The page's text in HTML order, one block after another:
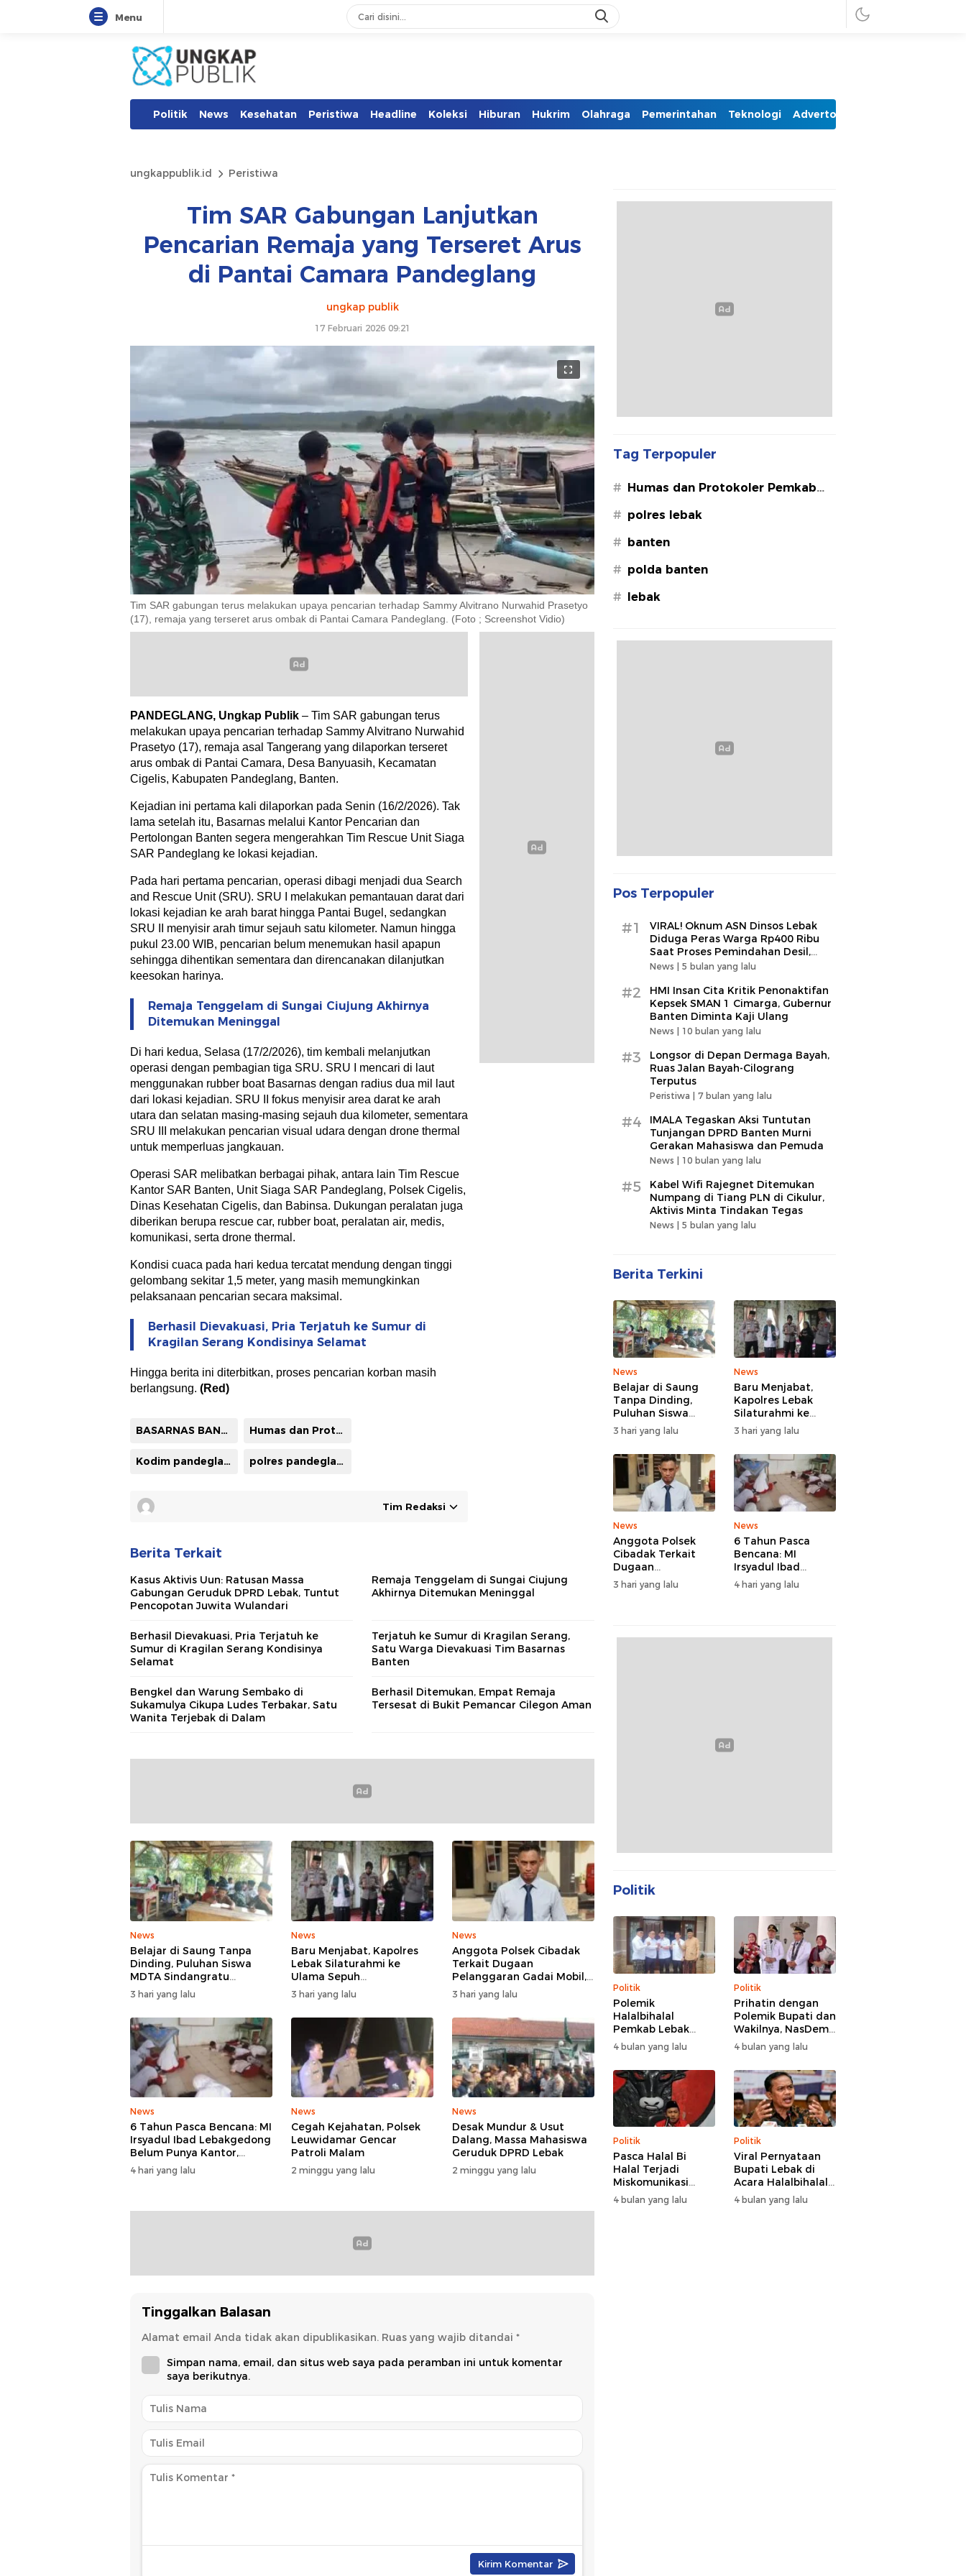
Menu
Politik News Kesehatan Peristiwa Headline Koleksi Hiburan Hukrim Olahraga Pemerintahan Teknologi Advertorial
ungkappublik.id Peristiwa
Tim SAR Gabungan Lanjutkan
Pencarian Remaja yang Terseret Arus
di Pantai Camara Pandeglang
ungkap publik
17 Februari 2026 09:21
Tim SAR gabungan terus melakukan upaya pencarian terhadap Sammy Alvitrano Nurwahid Prasetyo
(17), remaja yang terseret arus ombak di Pantai Camara Pandeglang. (Foto ; Screenshot Vidio)
PANDEGLANG, Ungkap Publik – Tim SAR gabungan terus
melakukan upaya pencarian terhadap Sammy Alvitrano Nurwahid
Prasetyo (17), remaja asal Tangerang yang dilaporkan terseret
arus ombak di Pantai Camara, Desa Banyuasih, Kecamatan
Cigelis, Kabupaten Pandeglang, Banten.
Kejadian ini pertama kali dilaporkan pada Senin (16/2/2026). Tak
lama setelah itu, Basarnas melalui Kantor Pencarian dan
Pertolongan Banten segera mengerahkan Tim Rescue Unit Siaga
SAR Pandeglang ke lokasi kejadian.
Pada hari pertama pencarian, operasi dibagi menjadi dua Search
and Rescue Unit (SRU). SRU I melakukan pemantauan darat dari
lokasi kejadian ke arah barat hingga Pantai Bugel, sedangkan
SRU II menyisir arah timur sejauh satu kilometer. Namun hingga
pukul 23.00 WIB, pencarian belum menemukan hasil apapun
sehingga dihentikan sementara dan direncanakan dilanjutkan
keesokan harinya.
Remaja Tenggelam di Sungai Ciujung Akhirnya
Ditemukan Meninggal
Di hari kedua, Selasa (17/2/2026), tim kembali melanjutkan
operasi dengan pembagian tiga SRU. SRU I mencari di laut
menggunakan rubber boat Basarnas dengan radius dua mil laut
dari lokasi kejadian. SRU II fokus menyisir area darat ke arah
utara dan selatan masing-masing sejauh dua kilometer, sementara
SRU III melakukan pencarian visual udara dengan drone thermal
untuk memperluas jangkauan.
Operasi SAR melibatkan berbagai pihak, antara lain Tim Rescue
Kantor SAR Banten, Unit Siaga SAR Pandeglang, Polsek Cigelis,
Dinas Kesehatan Cigelis, dan Babinsa. Dukungan peralatan juga
diberikan berupa rescue car, rubber boat, peralatan air, medis,
komunikasi, serta drone thermal.
Kondisi cuaca pada hari kedua tercatat mendung dengan tinggi
gelombang sekitar 1,5 meter, yang masih memungkinkan
pelaksanaan pencarian secara maksimal.
Berhasil Dievakuasi, Pria Terjatuh ke Sumur di
Kragilan Serang Kondisinya Selamat
Hingga berita ini diterbitkan, proses pencarian korban masih
berlangsung. (Red)
BASARNAS BANTEN Humas dan Protokoler Pemkab Lebak
Kodim pandeglang polres pandeglang
Tim Redaksi
Berita Terkait
Kasus Aktivis Uun: Ratusan Massa
Gabungan Geruduk DPRD Lebak, Tuntut
Pencopotan Juwita Wulandari
Remaja Tenggelam di Sungai Ciujung
Akhirnya Ditemukan Meninggal
Berhasil Dievakuasi, Pria Terjatuh ke
Sumur di Kragilan Serang Kondisinya
Selamat
Terjatuh ke Sumur di Kragilan Serang,
Satu Warga Dievakuasi Tim Basarnas
Banten
Bengkel dan Warung Sembako di
Sukamulya Cikupa Ludes Terbakar, Satu
Wanita Terjebak di Dalam
Berhasil Ditemukan, Empat Remaja
Tersesat di Bukit Pemancar Cilegon Aman
News
Belajar di Saung Tanpa
Dinding, Puluhan Siswa
MDTA Sindangratu
Panggarangan Bertahan
Tanpa Rehab
3 hari yang lalu
News
Baru Menjabat, Kapolres
Lebak Silaturahmi ke
Ulama Sepuh
Rangkasbitung
3 hari yang lalu
News
Anggota Polsek Cibadak
Terkait Dugaan
Pelanggaran Gadai Mobil,
Kasus Ditangani Bid
Propam Polda Banten
3 hari yang lalu
News
6 Tahun Pasca Bencana: MI
Irsyadul Ibad Lebakgedong
Belum Punya Kantor,
Belajar Tanpa Meja-Kursi
Layak
4 hari yang lalu
News
Cegah Kejahatan, Polsek
Leuwidamar Gencar
Patroli Malam
2 minggu yang lalu
News
Desak Mundur & Usut
Dalang, Massa Mahasiswa
Geruduk DPRD Lebak
2 minggu yang lalu
Tinggalkan Balasan
Alamat email Anda tidak akan dipublikasikan. Ruas yang wajib ditandai *
Simpan nama, email, dan situs web saya pada peramban ini untuk komentar
saya berikutnya.
Tag Terpopuler
# Humas dan Protokoler Pemkab
# polres lebak
# banten
# polda banten
# lebak
Pos Terpopuler
#1
VIRAL! Oknum ASN Dinsos Lebak
Diduga Peras Warga Rp400 Ribu
Saat Proses Pemindahan Desil,
Kades Minta Dipecat
News | 5 bulan yang lalu
#2
HMI Insan Cita Kritik Penonaktifan
Kepsek SMAN 1 Cimarga, Gubernur
Banten Diminta Kaji Ulang
News | 10 bulan yang lalu
#3
Longsor di Depan Dermaga Bayah,
Ruas Jalan Bayah-Cilograng
Terputus
Peristiwa | 7 bulan yang lalu
#4
IMALA Tegaskan Aksi Tuntutan
Tunjangan DPRD Banten Murni
Gerakan Mahasiswa dan Pemuda
News | 10 bulan yang lalu
#5
Kabel Wifi Rajegnet Ditemukan
Numpang di Tiang PLN di Cikulur,
Aktivis Minta Tindakan Tegas
News | 5 bulan yang lalu
Berita Terkini
News
Belajar di Saung
Tanpa Dinding,
Puluhan Siswa
MDTA Sindangratu
Panggarangan
Bertahan Tanpa
Rehab
3 hari yang lalu
News
Baru Menjabat,
Kapolres Lebak
Silaturahmi ke
Ulama Sepuh
Rangkasbitung
3 hari yang lalu
News
Anggota Polsek
Cibadak Terkait
Dugaan
Pelanggaran Gadai
Mobil, Kasus
3 hari yang lalu
News
6 Tahun Pasca
Bencana: MI
Irsyadul Ibad
Lebakgedong
Belum Punya
4 hari yang lalu
Politik
Politik
Polemik
Halalbihalal
Pemkab Lebak
Berakhir Damai,
Bupati Hasbi
Sambangi
Kediaman Wabup
Amir Hamzah
4 bulan yang lalu
Politik
Prihatin dengan
Polemik Bupati dan
Wakilnya, NasDem
Lebak Minta Saling
Introspeksi
4 bulan yang lalu
Politik
Pasca Halal Bi
Halal Terjadi
Miskomunikasi
Bupati-Wakil
Bupati Lebak, DPC
4 bulan yang lalu
Politik
Viral Pernyataan
Bupati Lebak di
Acara Halalbihalal,
Tokoh Pemuda
Minta Bersatu
4 bulan yang lalu